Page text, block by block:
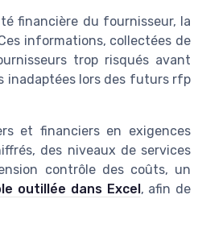
financière du fournisseur, la
informations, collectées de
trop risqués avant
inadaptées lors des futurs rfp
et financiers en exigences
des niveaux de services
contrôle des coûts, un
outillée dans Excel, afin de